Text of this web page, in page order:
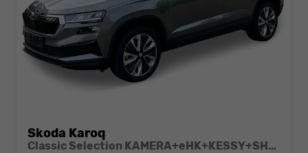
Skoda Karoq
Classic Selection KAMERA+eHK+KESSY+SHZ+SMARTLINK+LED+16" ALU